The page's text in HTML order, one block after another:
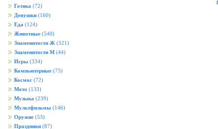
Готика (72)
Девушки (160)
Еда (124)
Животные (540)
Знаменитости Ж (321)
Знаменитости М (44)
Игры (334)
Компьютерные (75)
Космос (72)
Мото (133)
Музыка (239)
Мультфильмы (146)
Оружие (53)
Праздники (87)